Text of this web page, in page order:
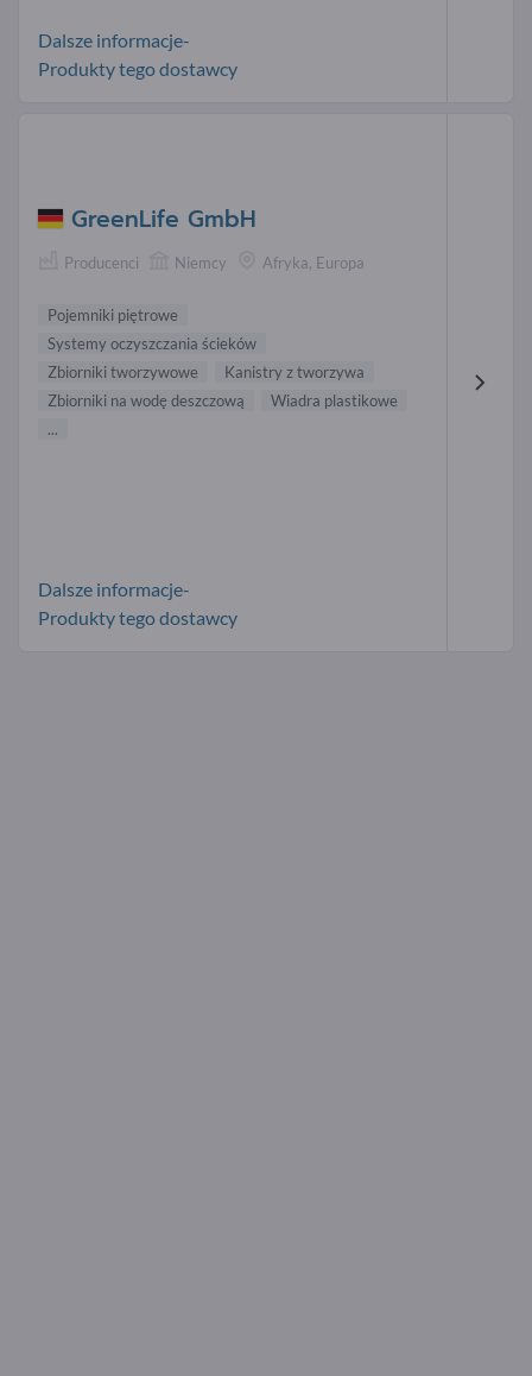
Dalsze informacje-
Produkty tego dostawcy
GreenLife GmbH
Producenci Niemcy Afryka, Europa
Pojemniki piętrowe
Systemy oczyszczania ścieków
Zbiorniki tworzywowe
Kanistry z tworzywa
Zbiorniki na wodę deszczową
Wiadra plastikowe
...
Dalsze informacje-
Produkty tego dostawcy